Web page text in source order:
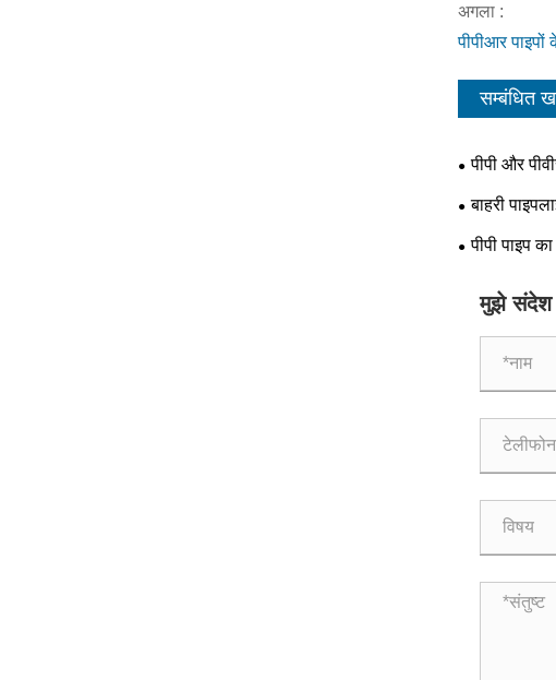
अगला :
पीपीआर पाइपों
सम्बंधित
पीपी और
बाहरी
पीपी पाइप
मुझे संदेश